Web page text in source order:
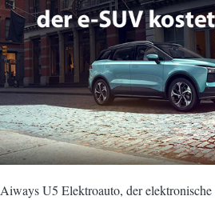
Aiways U5 Elektroauto, der